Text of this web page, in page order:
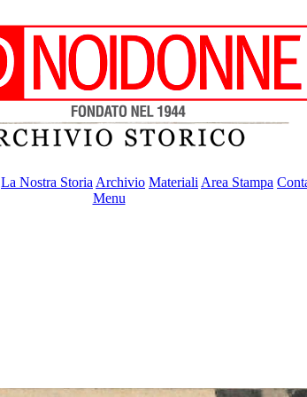
La Nostra Storia Archivio Materiali Area Stampa
Menu